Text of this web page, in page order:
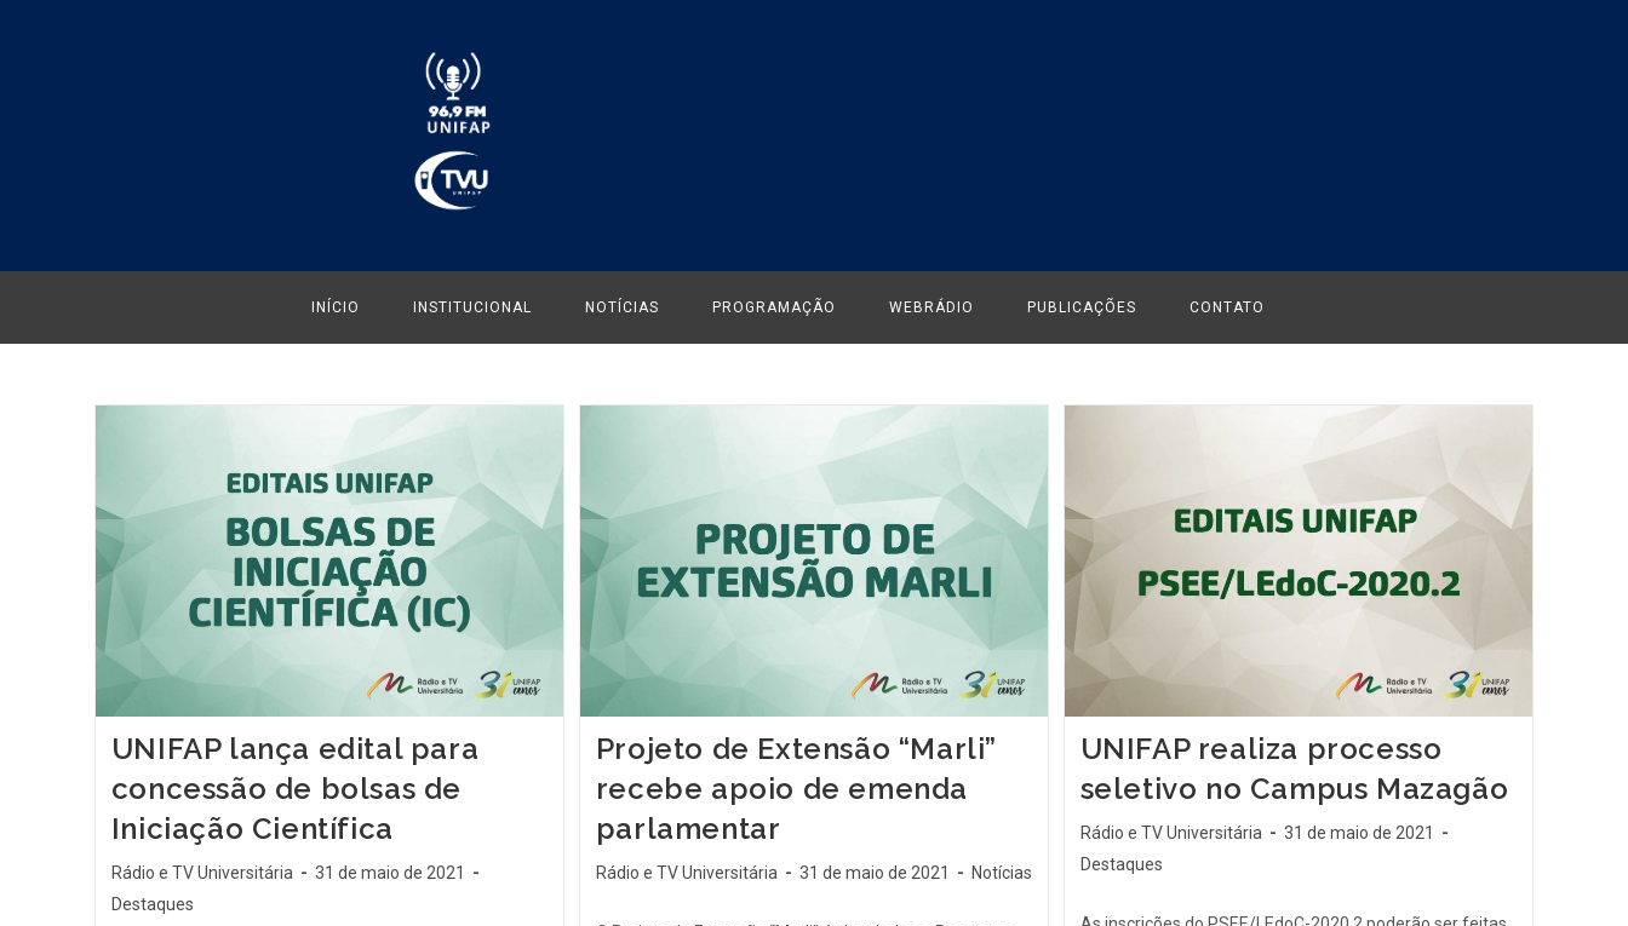
INÍCIO INSTITUCIONAL NOTÍCIAS PROGRAMAÇÃO WEBRÁDIO PUBLICAÇÕES CONTATO
UNIFAP lança edital para
concessão de bolsas de
Iniciação Científica
Rádio e TV Universitária
31 de maio de 2021
Destaques
Projeto de Extensão “Marli”
recebe apoio de emenda
parlamentar
Rádio e TV Universitária 31 de maio de 2021 Notícias
UNIFAP realiza processo
seletivo no Campus Mazagão
Rádio e TV Universitária
31 de maio de 2021
Destaques